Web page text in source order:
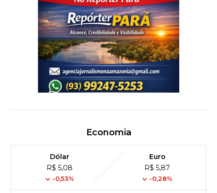
Economia
Dólar
R$ 5,08
-0,53%
Euro
R$ 5,87
-0,28%